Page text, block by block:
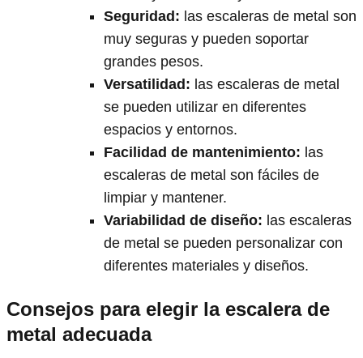
Seguridad: las escaleras de metal son
muy seguras y pueden soportar
grandes pesos.
Versatilidad: las escaleras de metal
se pueden utilizar en diferentes
espacios y entornos.
Facilidad de mantenimiento: las
escaleras de metal son fáciles de
limpiar y mantener.
Variabilidad de diseño: las escaleras
de metal se pueden personalizar con
diferentes materiales y diseños.
Consejos para elegir la escalera de
metal adecuada